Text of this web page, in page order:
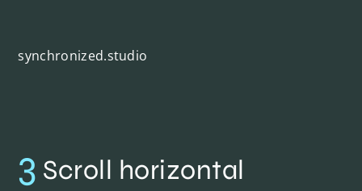
synchronized.studio
3 Scroll horizontal